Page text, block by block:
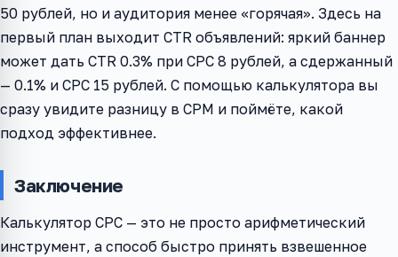
50 рублей, но и аудитория менее «горячая». Здесь на
первый план выходит CTR объявлений: яркий баннер
может дать CTR 0.3% при CPC 8 рублей, а сдержанный
— 0.1% и CPC 15 рублей. С помощью калькулятора вы
сразу увидите разницу в CPM и поймёте, какой
подход эффективнее.
Заключение
Калькулятор CPC — это не просто арифметический
инструмент, а способ быстро принять взвешенное